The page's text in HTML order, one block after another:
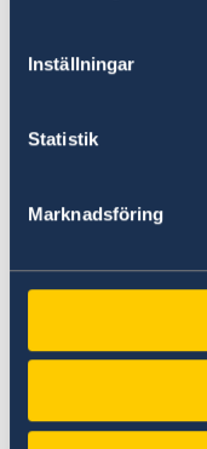
Inställningar
Statistik
Marknadsföring
Praktik på
praktikant varje
Mer information
ambassad